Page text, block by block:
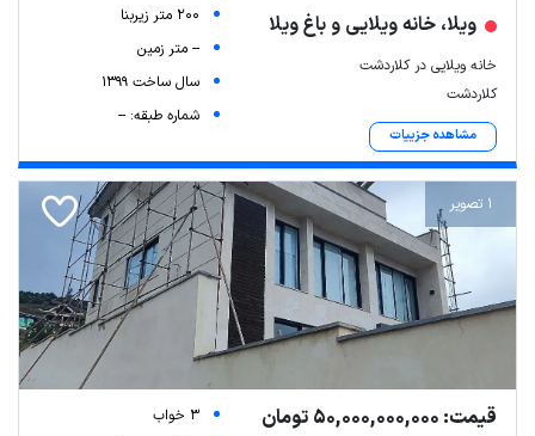
ویلا، خانه ویلایی و باغ ویلا
خانه ویلایی در کلاردشت
کلاردشت
مشاهده جزییات
200 متر زیربنا
-- متر زمین
سال ساخت 1399
شماره طبقه: --
1 تصویر
قیمت: 50,000,000,000 تومان
3 خواب